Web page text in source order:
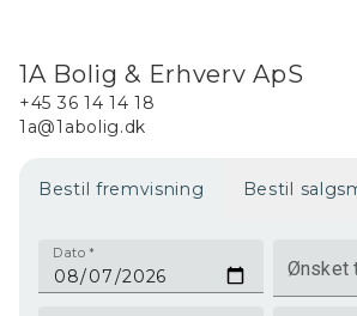
1A Bolig & Erhverv ApS
+45 36 14 14 18
1a@1abolig.dk
Bestil fremvisning Bestil
Dato *